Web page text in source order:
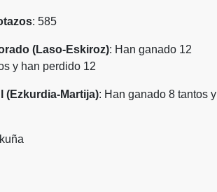
: 585
(Laso-Eskiroz): Han ganado 12
y han perdido 12
(Ezkurdia-Martija): Han ganado 8 tantos y